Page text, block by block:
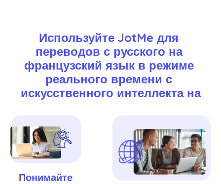
Используйте JotMe для
переводов с русского на
французский язык в режиме
реального времени с
искусственного интеллекта на
Понимайте